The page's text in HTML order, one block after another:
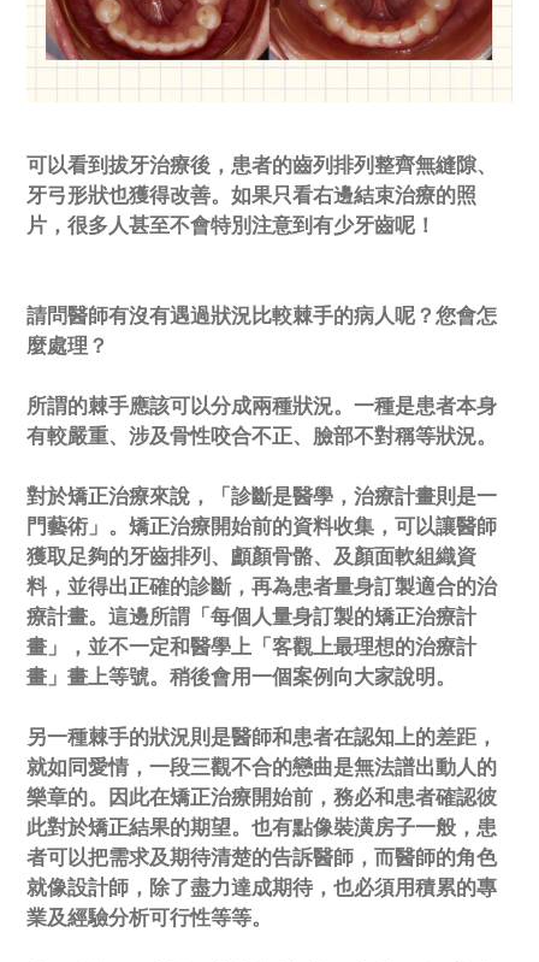
可以看到拔牙治療後，患者的齒列排列整齊無縫隙、
牙弓形狀也獲得改善。如果只看右邊結束治療的照
片，很多人甚至不會特別注意到有少牙齒呢！
請問醫師有沒有遇過狀況比較棘手的病人呢？您會怎
麼處理？
所謂的棘手應該可以分成兩種狀況。一種是患者本身
有較嚴重、涉及骨性咬合不正、臉部不對稱等狀況。
對於矯正治療來說，「診斷是醫學，治療計畫則是一
門藝術」。矯正治療開始前的資料收集，可以讓醫師
獲取足夠的牙齒排列、顱顏骨骼、及顏面軟組織資
料，並得出正確的診斷，再為患者量身訂製適合的治
療計畫。這邊所謂「每個人量身訂製的矯正治療計
畫」，並不一定和醫學上「客觀上最理想的治療計
畫」畫上等號。稍後會用一個案例向大家說明。
另一種棘手的狀況則是醫師和患者在認知上的差距，
就如同愛情，一段三觀不合的戀曲是無法譜出動人的
樂章的。因此在矯正治療開始前，務必和患者確認彼
此對於矯正結果的期望。也有點像裝潢房子一般，患
者可以把需求及期待清楚的告訴醫師，而醫師的角色
就像設計師，除了盡力達成期待，也必須用積累的專
業及經驗分析可行性等等。